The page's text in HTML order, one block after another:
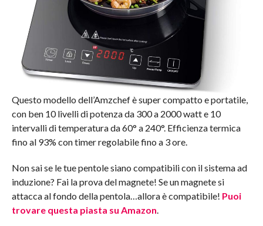
Questo modello dell’Amzchef è super compatto e portatile,
con ben 10 livelli di potenza da 300 a 2000 watt e 10
intervalli di temperatura da 60° a 240°. Efficienza termica
fino al 93% con timer regolabile fino a 3 ore.
Non sai se le tue pentole siano compatibili con il sistema ad
induzione? Fai la prova del magnete! Se un magnete si
attacca al fondo della pentola…allora è compatibile! Puoi
trovare questa piasta su Amazon